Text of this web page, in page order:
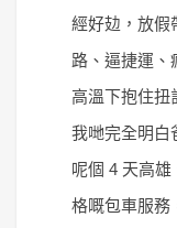
經好攰，放假
路、逼捷運、
高溫下抱住扭
我哋完全明白
呢個 4 天高
格嘅包車服務